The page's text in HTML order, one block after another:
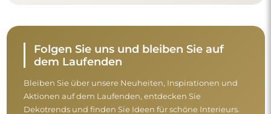
Folgen Sie uns und bleiben Sie auf
dem Laufenden
Bleiben Sie über unsere Neuheiten, Inspirationen und
Aktionen auf dem Laufenden, entdecken Sie
Dekotrends und finden Sie Ideen für schöne Interieurs.